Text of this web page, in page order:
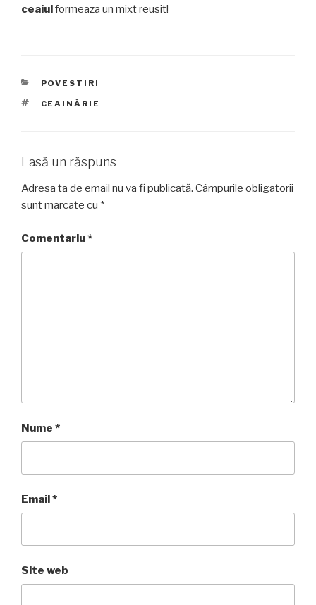
ceaiul formeaza un mixt reusit!
CATEGORII
POVESTIRI
ETICHETE
CEAINĂRIE
Lasă un răspuns
Adresa ta de email nu va fi publicată. Câmpurile obligatorii
sunt marcate cu *
Comentariu*
Nume *
Email*
Site web